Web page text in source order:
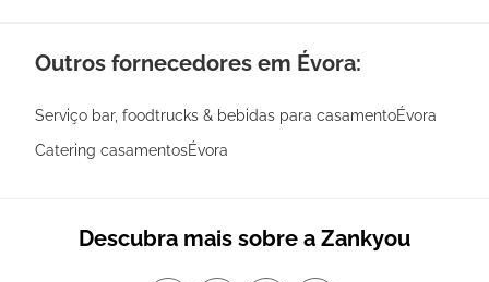
Outros fornecedores em Évora:
Serviço bar, foodtrucks & bebidas para casamentoÉvora
Catering casamentosÉvora
Descubra mais sobre a Zankyou